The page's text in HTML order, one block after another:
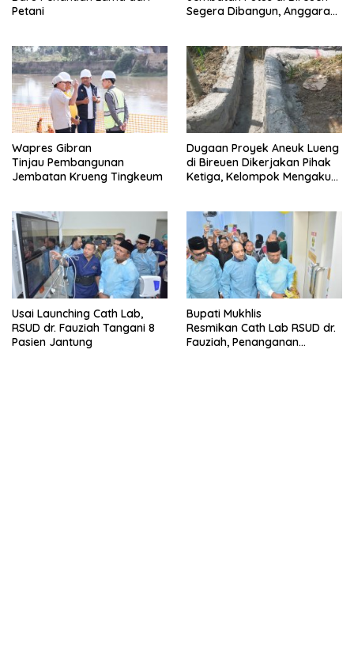
Petani
Segera Dibangun, Anggaran
Wapres Gibran
Tinjau Pembangunan
Jembatan Krueng Tingkeum
Dugaan Proyek Aneuk Lueng
di Bireuen Dikerjakan Pihak
Ketiga, Kelompok Mengaku
Usai Launching Cath Lab,
RSUD dr. Fauziah Tangani 8
Pasien Jantung
Bupati Mukhlis
Resmikan Cath Lab RSUD dr.
Fauziah, Penanganan